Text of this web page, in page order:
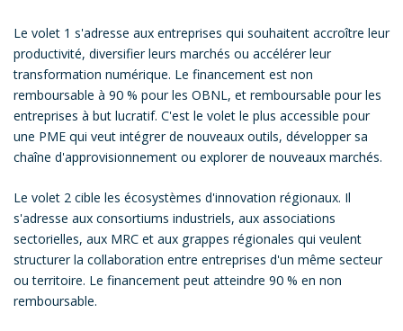
Le volet 1 s'adresse aux entreprises qui souhaitent accroître leur
productivité, diversifier leurs marchés ou accélérer leur
transformation numérique. Le financement est non
remboursable à 90 % pour les OBNL, et remboursable pour les
entreprises à but lucratif. C'est le volet le plus accessible pour
une PME qui veut intégrer de nouveaux outils, développer sa
chaîne d'approvisionnement ou explorer de nouveaux marchés.
Le volet 2 cible les écosystèmes d'innovation régionaux. Il
s'adresse aux consortiums industriels, aux associations
sectorielles, aux MRC et aux grappes régionales qui veulent
structurer la collaboration entre entreprises d'un même secteur
ou territoire. Le financement peut atteindre 90 % en non
remboursable.